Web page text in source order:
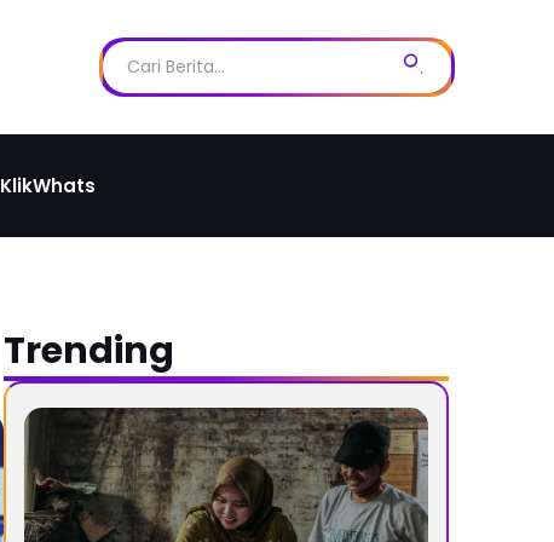
KlikWhats
Trending